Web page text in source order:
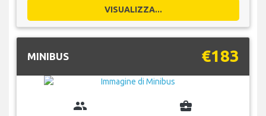
VISUALIZZA...
MINIBUS €183
group business_center